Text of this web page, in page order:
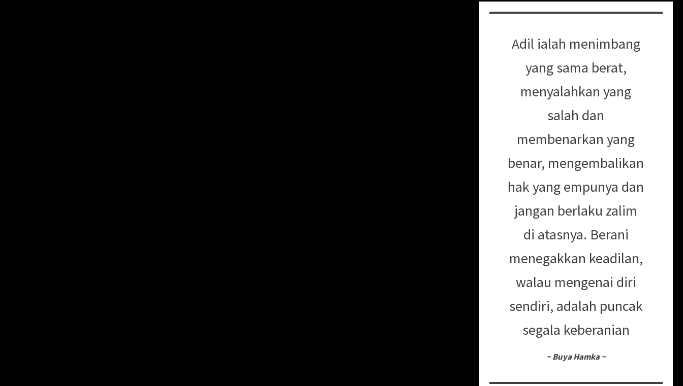
Adil ialah menimbang
yang sama berat,
menyalahkan yang
salah dan
membenarkan yang
benar, mengembalikan
hak yang empunya dan
jangan berlaku zalim
di atasnya. Berani
menegakkan keadilan,
walau mengenai diri
sendiri, adalah puncak
segala keberanian
~Buya Hamka ~